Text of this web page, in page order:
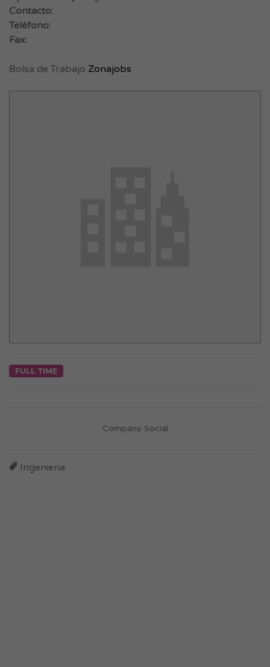
Contacto:
Teléfono:
Fax:
Bolsa de Trabajo Zonajobs
FULL TIME
Company Social
Ingenieria